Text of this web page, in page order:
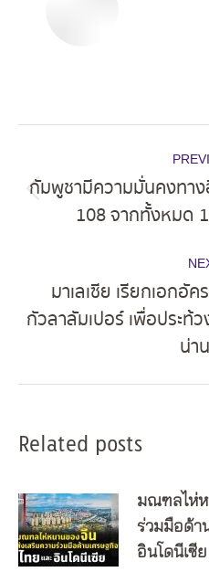
navigation
กัมพูชามีความมั่นคงทาง
108 จากทั้งหมด
มาเลเซีย เรียกเอกอั
กัวลาลัมเปอร์ เพื่อประท้
น่า
Related posts
มณฑลไห่ห
ร่วมมือด้า
อินโดนีเซีย